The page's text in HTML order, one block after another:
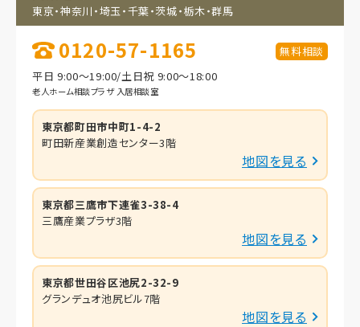
東京・神奈川・埼玉・千葉・茨城・栃木・群馬
0120-57-1165
無料相談
平日 9:00～19:00/土日祝 9:00～18:00
老人ホーム相談プラザ 入居相談室
東京都町田市中町1-4-2
町田新産業創造センター3階
地図を見る
東京都三鷹市下連雀3-38-4
三鷹産業プラザ3階
地図を見る
東京都世田谷区池尻2-32-9
グランデュオ池尻ビル7階
地図を見る